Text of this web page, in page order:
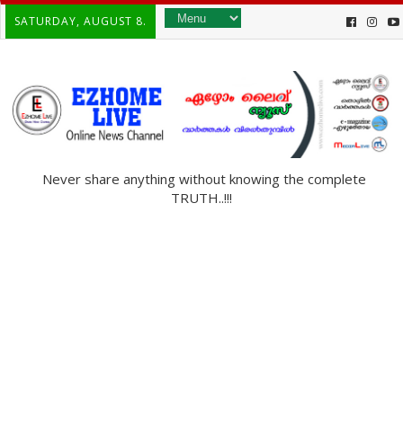
SATURDAY, AUGUST 8.
Never share anything without knowing the complete
TRUTH..!!!